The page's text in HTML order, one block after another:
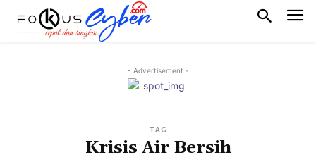
- Advertisement -
TAG
Krisis Air Bersih